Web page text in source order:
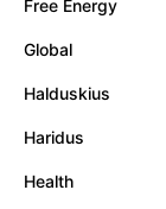
Free Energy
Global
Halduskius
Haridus
Health